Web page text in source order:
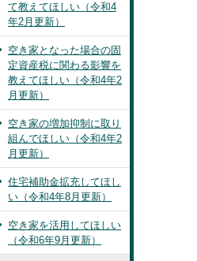
て教えてほしい（令和4
年2月更新）
空き家となった場合の固
定資産税に関わる影響を
教えてほしい（令和4年2
月更新）
空き家の増加抑制に取り
組んでほしい（令和4年2
月更新）
住宅補助金拡充してほし
い（令和4年8月更新）
空き家を活用してほしい
（令和6年9月更新）